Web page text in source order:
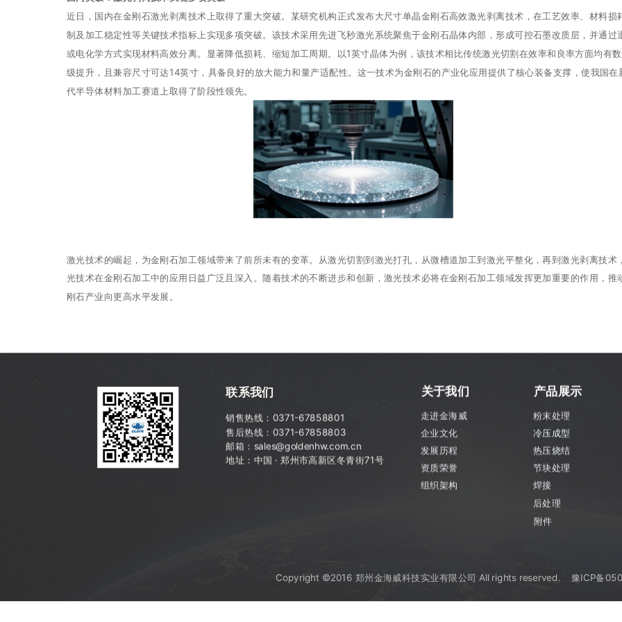
近日，国内在金刚石激光剥离技术上取得了重大突破。某研究机构正式发布大尺寸单晶金刚石高效激光剥离技术，在工艺效率、材料损
制及加工稳定性等关键技术指标上实现多项突破。该技术采用先进飞秒激光系统聚焦于金刚石晶体内部，形成可控石墨改质层，并通过
或电化学方式实现材料高效分离。显著降低损耗、缩短加工周期。以1英寸晶体为例，该技术相比传统激光切割在效率和良率方面均有
级提升，且兼容尺寸可达14英寸，具备良好的放大能力和量产适配性。这一技术为金刚石的产业化应用提供了核心装备支撑，使我国在
代半导体材料加工赛道上取得了阶段性领先。
激光技术的崛起，为金刚石加工领域带来了前所未有的变革。从激光切割到激光打孔，从微槽道加工到激光平整化，再到激光剥离技术
光技术在金刚石加工中的应用日益广泛且深入。随着技术的不断进步和创新，激光技术必将在金刚石加工领域发挥更加重要的作用，推
刚石产业向更高水平发展。
关于我们
走进金海威
企业文化
发展历程
资质荣誉
组织架构
产品展示
粉末处理
冷压成型
热压烧结
节块处理
焊接
后处理
附件
销售热线： 0371-67858801
售后热线：0371-67858803
邮箱：sales@goldenhw.com.cn
地址：中国 · 郑州市高新区冬青街71号
联系我们
Copyright ©2016 郑州金海威科技实业有限公司 All rights reserved. 豫ICP备